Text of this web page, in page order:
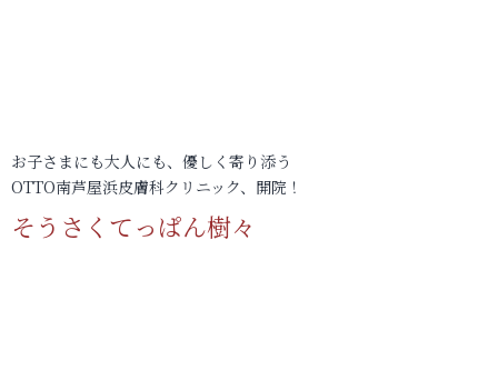
お子さまにも大人にも、優しく寄り添う
OTTO南芦屋浜皮膚科クリニック、開院！
そうさくてっぱん樹々